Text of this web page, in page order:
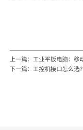
上一篇：工业平板电脑：
下一篇：工控机接口怎么选